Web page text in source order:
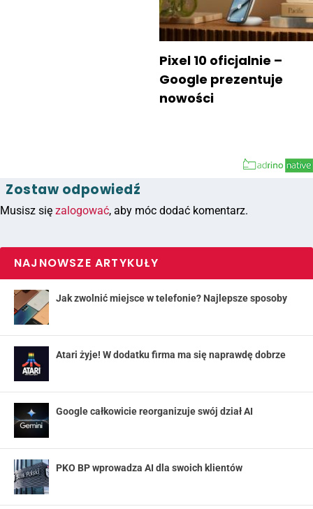
Pixel 10 oficjalnie –
Google prezentuje
nowości
Zostaw odpowiedź
Musisz się zalogować, aby móc dodać komentarz.
NAJNOWSZE ARTYKUŁY
Jak zwolnić miejsce w telefonie? Najlepsze sposoby
Atari żyje! W dodatku firma ma się naprawdę dobrze
Google całkowicie reorganizuje swój dział AI
PKO BP wprowadza AI dla swoich klientów